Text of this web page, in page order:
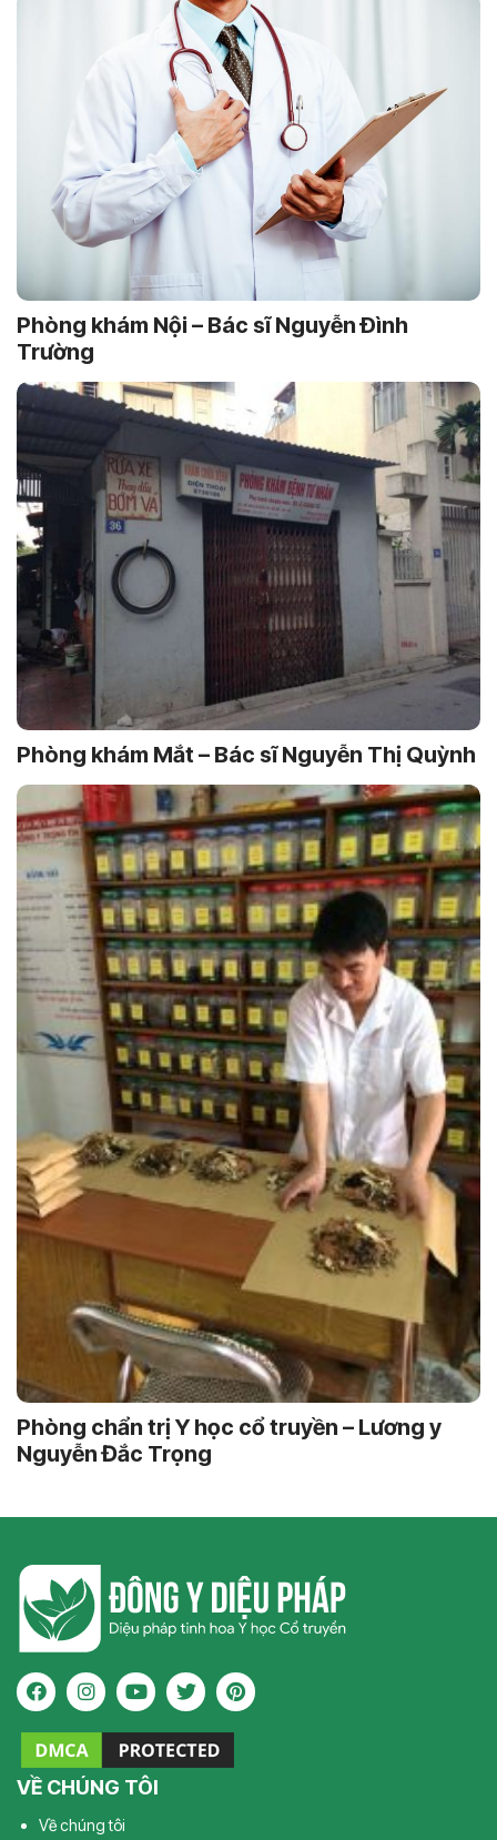
Phòng khám Nội – Bác sĩ Nguyễn Ðình
Trường
Phòng khám Mắt – Bác sĩ Nguyễn Thị Quỳnh
Phòng chẩn trị Y học cổ truyền – Lương y
Nguyễn Đắc Trọng
VỀ CHÚNG TÔI
Về chúng tôi